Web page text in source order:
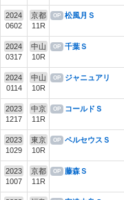
2024
0602
京都
11R
OP
松風月Ｓ
2024
0317
中山
10R
OP
千葉Ｓ
2024
0114
中山
10R
OP
ジャニュアリ
2023
1217
中京
11R
OP
コールドＳ
2023
1029
東京
10R
OP
ペルセウスＳ
2023
1007
京都
11R
OP
藤森Ｓ